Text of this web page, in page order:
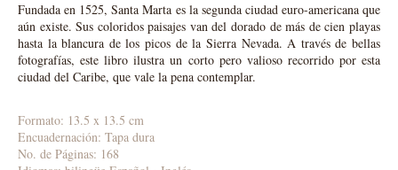
Fundada en 1525, Santa Marta es la segunda ciudad euro-americana que
aún existe. Sus coloridos paisajes van del dorado de más de cien playas
hasta la blancura de los picos de la Sierra Nevada. A través de bellas
fotografías, este libro ilustra un corto pero valioso recorrido por esta
ciudad del Caribe, que vale la pena contemplar.
Formato: 13.5 x 13.5 cm
Encuadernación: Tapa dura
No. de Páginas: 168